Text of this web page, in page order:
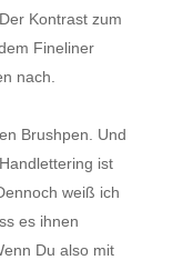
Kontrast zum
Fineliner
nach.
Brushpen. Und
ist
weiß ich
es ihnen
Du also mit